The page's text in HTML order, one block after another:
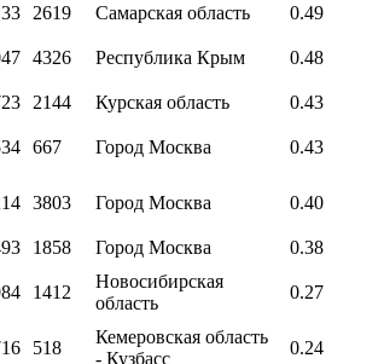
2619 Самарская область 0.49
4326 Республика Крым 0.48
2144 Курская область 0.43
667 Город Москва 0.43
3803 Город Москва 0.40
1858 Город Москва 0.38
1412
Новосибирская
область
0.27
518
Кемеровская область
- Кузбасс
0.24